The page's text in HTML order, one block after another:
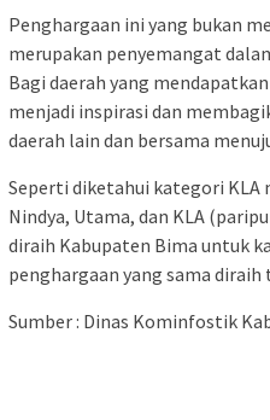
Penghargaan ini yang bukan
merupakan penyemangat
Bagi daerah yang
menjadi inspirasi dan
daerah lain dan bersama
Seperti diketahui kategori KLA
Nindya, Utama, dan KLA
diraih Kabupaten Bima untuk
penghargaan yang sama diraih
Sumber : Dinas Kominfostik